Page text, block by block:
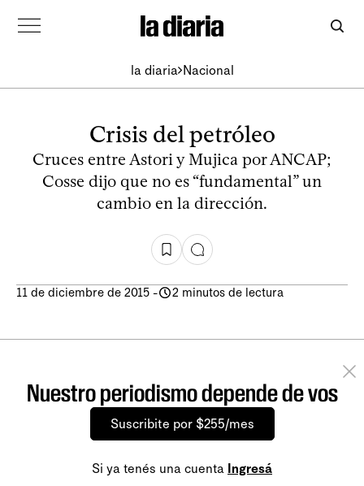
la diaria Nacional
Crisis del petróleo
Cruces entre Astori y Mujica por ANCAP;
Cosse dijo que no es “fundamental” un
cambio en la dirección.
11 de diciembre de 2015 - 2 minutos de lectura
Nuestro periodismo depende de vos
Suscribite por $255/mes
Si ya tenés una cuenta Ingresá